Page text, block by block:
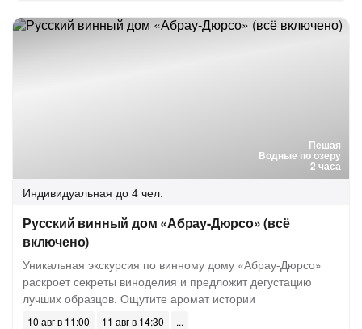
Пешая
Водные по озеру
2 часа
Индивидуальная до 4 чел.
Русский винный дом «Абрау-Дюрсо» (всё
включено)
Уникальная экскурсия по винному дому «Абрау-Дюрсо»
раскроет секреты виноделия и предложит дегустацию
лучших образцов. Ощутите аромат истории
10 авг в 11:00
11 авг в 14:30